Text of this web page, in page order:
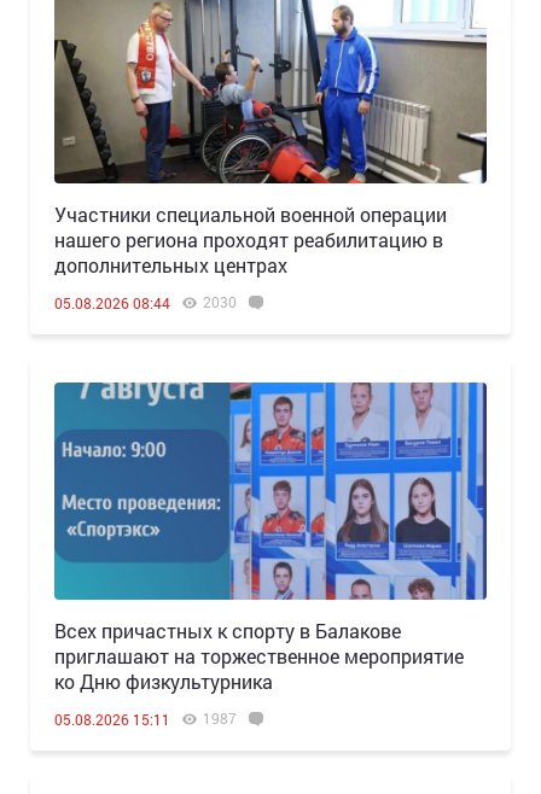
Участники специальной военной операции
нашего региона проходят реабилитацию в
дополнительных центрах
05.08.2026 08:44 2030
Всех причастных к спорту в Балакове
приглашают на торжественное мероприятие
ко Дню физкультурника
05.08.2026 15:11 1987